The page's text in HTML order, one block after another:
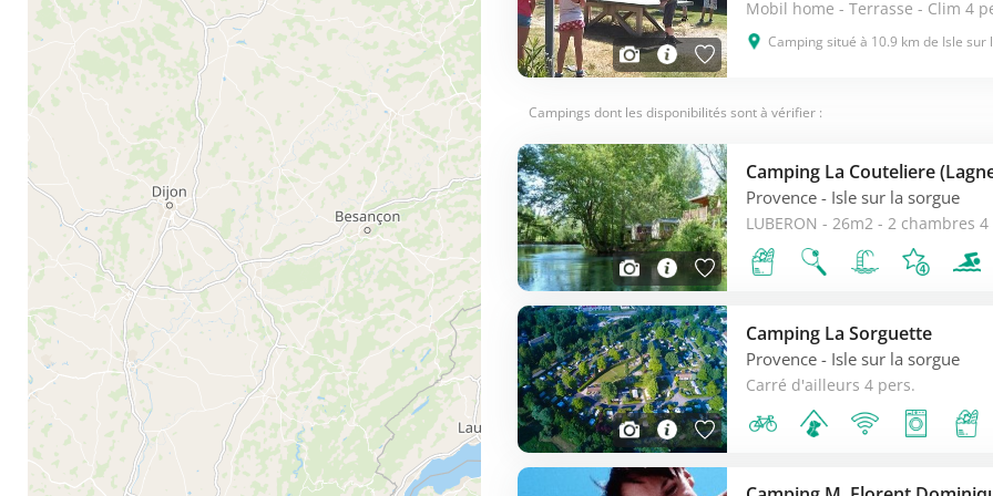
Mobil home - Terrasse - Clim 4
Camping situé à 10.9 km de Isle sur
Campings dont les disponibilités sont à vérifier :
Camping La Couteliere
Provence - Isle sur la sorgue
LUBERON - 26m2 - 2 chambres
Camping La Sorguette
Provence - Isle sur la sorgue
Carré d'ailleurs 4 pers.